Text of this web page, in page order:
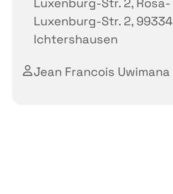
Luxenburg-Str. 2, 99334
Ichtershausen
Jean Francois Uwimana